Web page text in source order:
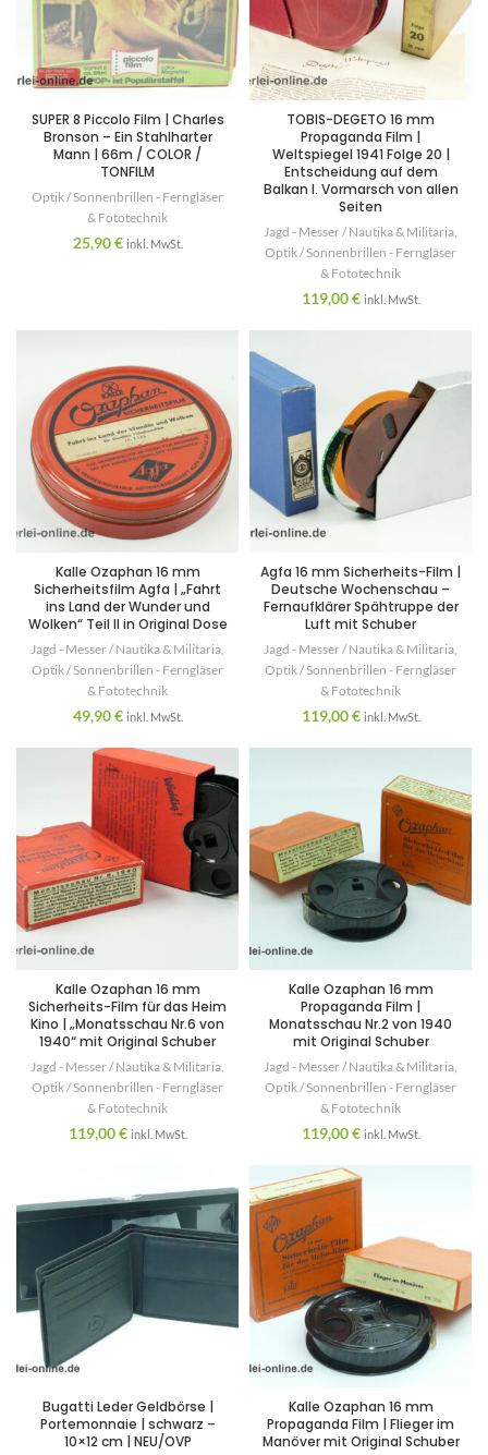
SUPER 8 Piccolo Film | Charles
Bronson – Ein Stahlharter
Mann | 66m / COLOR /
TONFILM
Optik / Sonnenbrillen - Ferngläser
& Fototechnik
25,90€ inkl. MwSt.
TOBIS-DEGETO 16 mm
Propaganda Film |
Weltspiegel 1941 Folge 20 |
Entscheidung auf dem
Balkan I. Vormarsch von allen
Seiten
Jagd - Messer / Nautika & Militaria
Optik / Sonnenbrillen - Ferngläser
& Fototechnik
119,00€ inkl. MwSt.
Kalle Ozaphan 16 mm
Sicherheitsfilm Agfa | „Fahrt
ins Land der Wunder und
Wolken“ Teil II in Original Dose
Jagd - Messer / Nautika & Militaria
Optik / Sonnenbrillen - Ferngläser
& Fototechnik
49,90€ inkl. MwSt.
Agfa 16 mm Sicherheits-Film |
Deutsche Wochenschau –
Fernaufklärer Spähtruppe der
Luft mit Schuber
Jagd - Messer / Nautika & Militaria
Optik / Sonnenbrillen - Ferngläser
& Fototechnik
119,00€ inkl. MwSt.
Kalle Ozaphan 16 mm
Sicherheits-Film für das Heim
Kino | „Monatsschau Nr.6 von
1940“ mit Original Schuber
Jagd - Messer / Nautika & Militaria
Optik / Sonnenbrillen - Ferngläser
& Fototechnik
119,00€ inkl. MwSt.
Kalle Ozaphan 16 mm
Propaganda Film |
Monatsschau Nr.2 von 1940
mit Original Schuber
Jagd - Messer / Nautika & Militaria
Optik / Sonnenbrillen - Ferngläser
& Fototechnik
119,00€ inkl. MwSt.
Bugatti Leder Geldbörse |
Portemonnaie | schwarz –
10×12 cm | NEU/OVP
Kalle Ozaphan 16 mm
Propaganda Film | Flieger im
Manöver mit Original Schuber